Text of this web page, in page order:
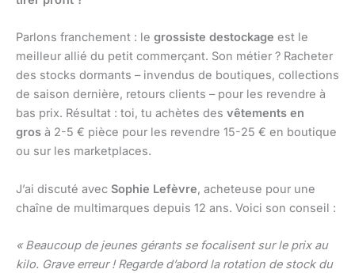
Parlons franchement : le grossiste destockage est le
meilleur allié du petit commerçant. Son métier ? Racheter
des stocks dormants – invendus de boutiques, collections
de saison dernière, retours clients – pour les revendre à
bas prix. Résultat : toi, tu achètes des vêtements en
gros à 2-5 € pièce pour les revendre 15-25 € en boutique
ou sur les marketplaces.
J’ai discuté avec Sophie Lefèvre, acheteuse pour une
chaîne de multimarques depuis 12 ans. Voici son conseil :
« Beaucoup de jeunes gérants se focalisent sur le prix au
kilo. Grave erreur ! Regarde d’abord la rotation de stock du